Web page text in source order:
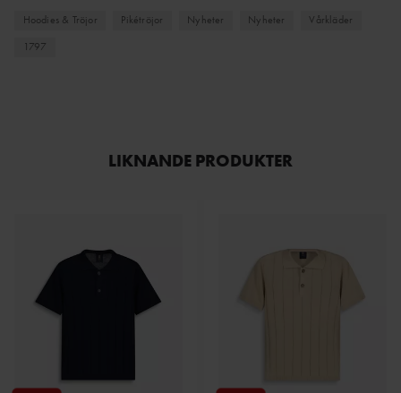
Hoodies & Tröjor Pikétröjor Nyheter Nyheter
Vårkläder
1797
LIKNANDE PRODUKTER